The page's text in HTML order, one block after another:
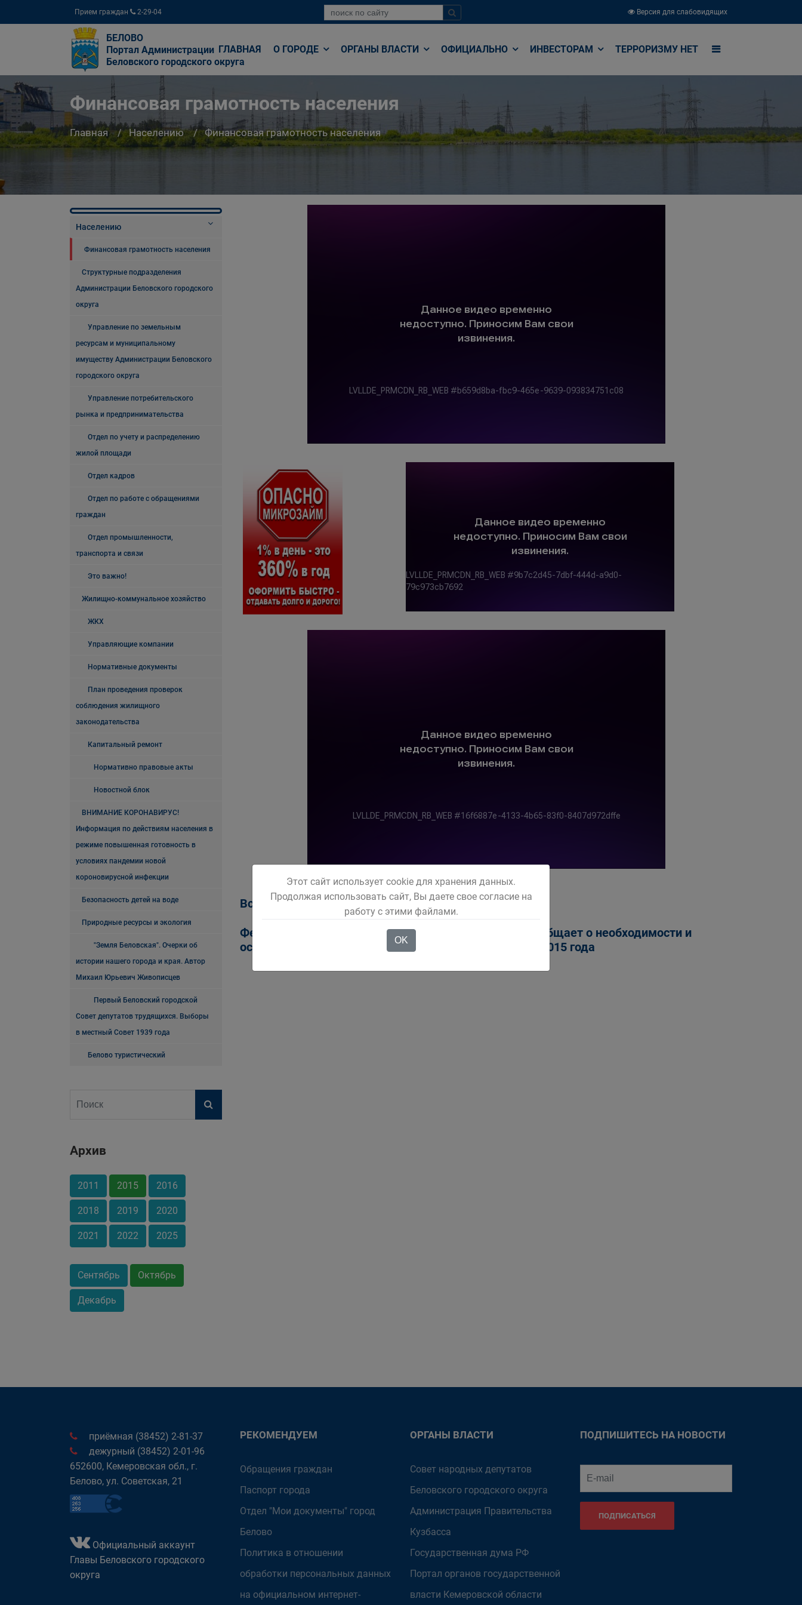
Прием граждан 2-29-04 Версия для слабовидящих
БЕЛОВО
Портал Администрации
Беловского городского округа
ГЛАВНАЯ О ГОРОДЕ ОРГАНЫ ВЛАСТИ ОФИЦИАЛЬНО ИНВЕСТОРАМ ТЕРРОРИЗМУ НЕТ
Финансовая грамотность населения
Главная Населению Финансовая грамотность населения
Населению
Финансовая грамотность населения
Структурные подразделения
Администрации Беловского городского
округа
Управление по земельным
ресурсам и муниципальному
имуществу Администрации Беловского
городского округа
Управление потребительского
рынка и предпринимательства
Отдел по учету и распределению
жилой площади
Отдел кадров
Отдел по работе с обращениями
граждан
Отдел промышленности,
транспорта и связи
Это важно!
Жилищно-коммунальное хозяйство
ЖКХ
Управляющие компании
Нормативные документы
План проведения проверок
соблюдения жилищного
законодательства
Капитальный ремонт
Нормативно правовые акты
Новостной блок
ВНИМАНИЕ КОРОНАВИРУС!
Информация по действиям населения в
режиме повышенная готовность в
условиях пандемии новой
короновирусной инфекции
Безопасность детей на воде
Природные ресурсы и экология
"Земля Беловская". Очерки об
истории нашего города и края. Автор
Михаил Юрьевич Живописцев
Первый Беловский городской
Совет депутатов трудящихся. Выборы
в местный Совет 1939 года
Белово туристический
Архив
2011 2015 2016
2018 2019 2020
2021 2022 2025
Сентябрь Октябрь
Декабрь
Всероссийская неделя сбережений
Федеральная служба государственной статистики сообщает о необходимости и
особенностях проведения микропереписи населения 2015 года
приёмная (38452) 2-81-37
дежурный (38452) 2-01-96
652600, Кемеровская обл., г.
Белово, ул. Советская, 21
Официальный аккаунт
Главы Беловского городского
округа
РЕКОМЕНДУЕМ
Обращения граждан
Паспорт города
Отдел "Мои документы" город
Белово
Политика в отношении
обработки персональных данных
на официальном интернет-
ОРГАНЫ ВЛАСТИ
Совет народных депутатов
Беловского городского округа
Администрация Правительства
Кузбасса
Государственная дума РФ
Портал органов государственной
власти Кемеровской области
ПОДПИШИТЕСЬ НА НОВОСТИ
ПОДПИСАТЬСЯ
Этот сайт использует cookie для хранения данных.
Продолжая использовать сайт, Вы даете свое согласие на
работу с этими файлами.
OK